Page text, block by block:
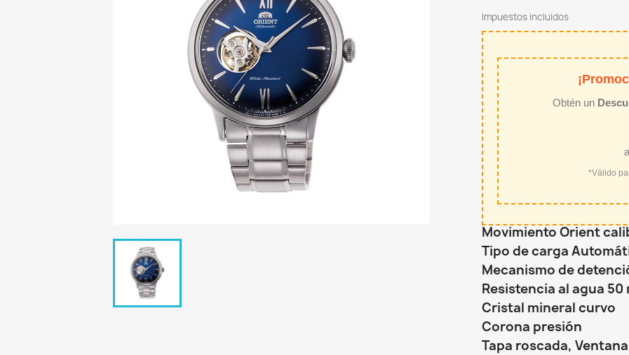
Impuestos incluidos
Obtén un
*Válido
Movimiento Orient
Tipo de carga
Mecanismo de
Resistencia al agua
Cristal mineral curvo
Corona presión
Tapa roscada,